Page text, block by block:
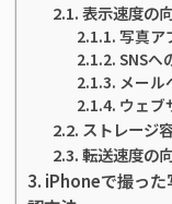
表示速度の
写真ア
SNSへ
メール
ウェブ
ストレージ
転送速度の
iPhoneで撮った